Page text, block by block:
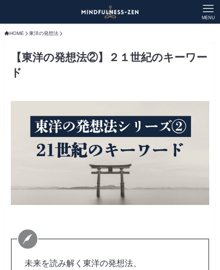
MENU
HOME 東洋の発想法
【東洋の発想法②】２１世紀のキーワー
ド
未来を読み解く東洋の発想法、